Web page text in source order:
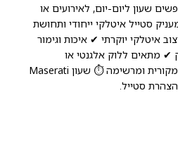
שעון ליום-יום, לאירועים או
סטייל איטלקי ייחודי ותחושת
איטלקי יוקרתי ✔ איכות וגימור
✔ מתאים ללוק אלגנטי או
ספורט-אלגנט ✔ מגיע באריזה מקורית ומרשימה ⏱️ שעון Maserati
סטייל.